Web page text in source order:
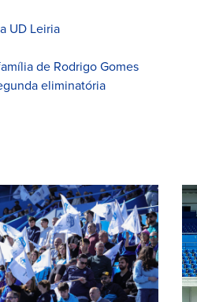
UD Leiria
de Rodrigo Gomes
eliminatória